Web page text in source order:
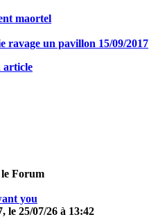
maortel
ravage un pavillon 15/09/2017
article
le Forum
you
le 25/07/26 à 13:42